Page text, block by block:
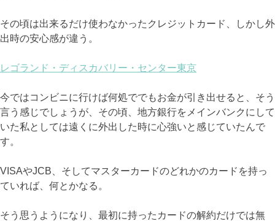
その頃は出来るだけ使わなかったクレジットカード、しかし外
出時の安心感が違う。
レゴランド・ディスカバリー・センター東京
今ではコンビニに行けば何処ででもお金が引き出せると、そう
言う感じでしょうが、その頃、地方銀行をメインバンクにして
いた私としては遠くに外出した時に心強いと感じていたんで
す。
VISAやJCB、そしてマスターカードのどれかのカードを持っ
ていれば、何とかなる。
そう思うようになり、最初に持ったカードの解約だけでは無